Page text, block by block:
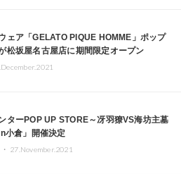
ェア「GELATO PIQUE HOMME」ポップ
松坂屋名古屋店に期間限定オープン
ターPOP UP STORE～冴羽獠VS海坊主墓
小倉」開催決定
27.November.2021